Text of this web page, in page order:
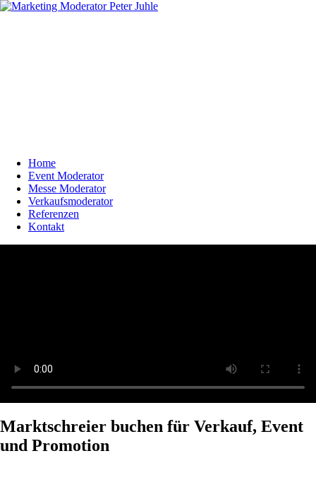
Home
Event Moderator
Messe Moderator
Verkaufsmoderator
Referenzen
Kontakt
Marktschreier buchen für Verkauf, Event
und Promotion